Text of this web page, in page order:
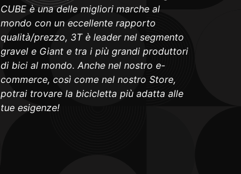
CUBE è una delle migliori marche al
mondo con un eccellente rapporto
qualità/prezzo, 3T è leader nel segmento
gravel e Giant e tra i più grandi produttori
di bici al mondo. Anche nel nostro e-
commerce, così come nel nostro Store,
potrai trovare la bicicletta più adatta alle
tue esigenze!